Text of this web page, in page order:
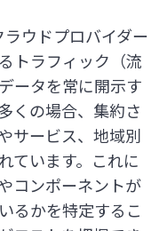
ラウドプロバイダー
トラフィック（流
ータを常に開示す
くの場合、集約さ
サービス、地域別
ています。これに
コンポーネントが
るかを特定するこ